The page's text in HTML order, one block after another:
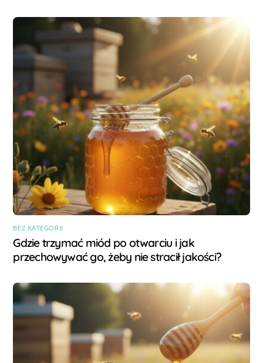
BEZ KATEGORII
Gdzie trzymać miód po otwarciu i jak
przechowywać go, żeby nie stracił jakości?